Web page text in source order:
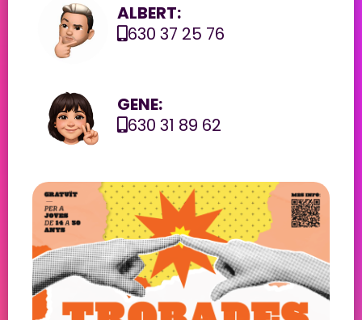
ALBERT:
630 37 25 76
GENE:
630 31 89 62